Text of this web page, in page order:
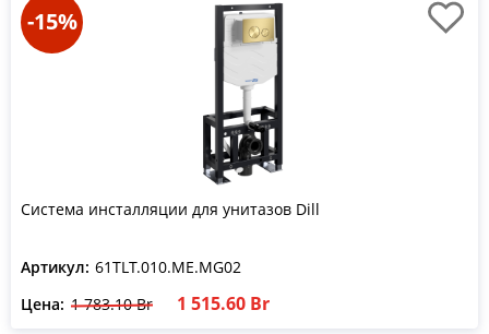
-15%
Система инсталляции для унитазов Dill
Артикул: 61TLT.010.ME.MG02
Цена: 1 783.10 Br 1 515.60 Br